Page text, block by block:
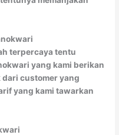
terpercaya tentu
yang kami berikan
dari customer yang
yang kami tawarkan